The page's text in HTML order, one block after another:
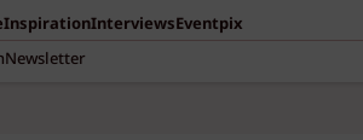
InspirationInterviewsEventpix
Newsletter